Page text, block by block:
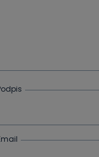
od
żądania